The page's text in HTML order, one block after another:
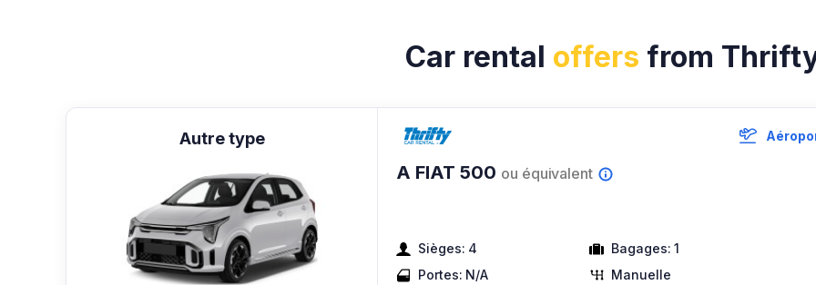
Car rental offers from
Autre type
A FIAT 500 ou équivalent
Sièges: 4 Bagages: 1
Portes: N/A Manuelle